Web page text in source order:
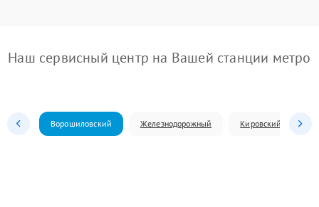
Наш сервисный центр на Вашей станции метро
Ворошиловский Железнодорожный Кировский